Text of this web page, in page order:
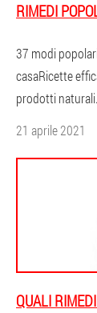
RIMEDI
37 modi
casaRicette
prodotti naturali.
21 aprile 2021
QUALI